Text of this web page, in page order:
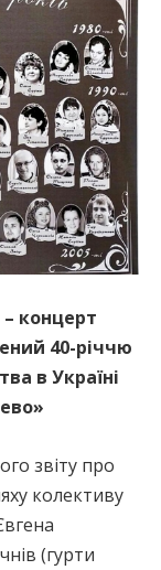
концерт
40-річчю
в Україні
звіту про
колективу
(гурти